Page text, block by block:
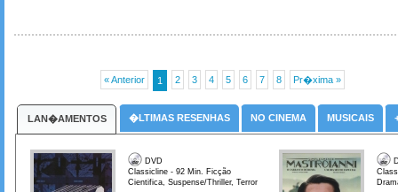
« Anterior 1 2 3 4 5 6 7 8 Pr�xima »
LAN�AMENTOS �LTIMAS RESENHAS NO CINEMA MUSICAIS
DVD
Classicline - 92 Min. Ficção
Cientifica, Suspense/Thriller, Terror